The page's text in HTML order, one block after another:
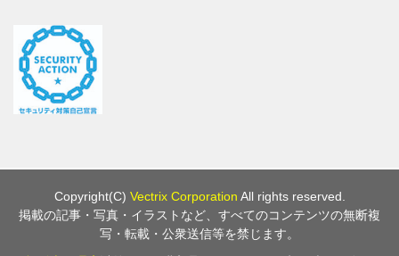
Copyright(C) Vectrix Corporation All rights reserved.
掲載の記事・写真・イラストなど、すべてのコンテンツの無断複
写・転載・公衆送信等を禁じます。